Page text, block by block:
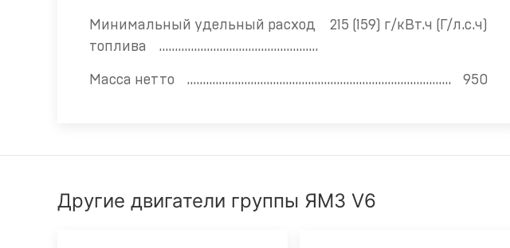
Минимальный удельный расход
топлива
215 (159) г/кВт.ч (Г/л.с.ч)
Масса нетто 950
Другие двигатели группы ЯМЗ V6